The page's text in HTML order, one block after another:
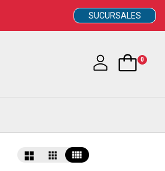
SUCURSALES
0